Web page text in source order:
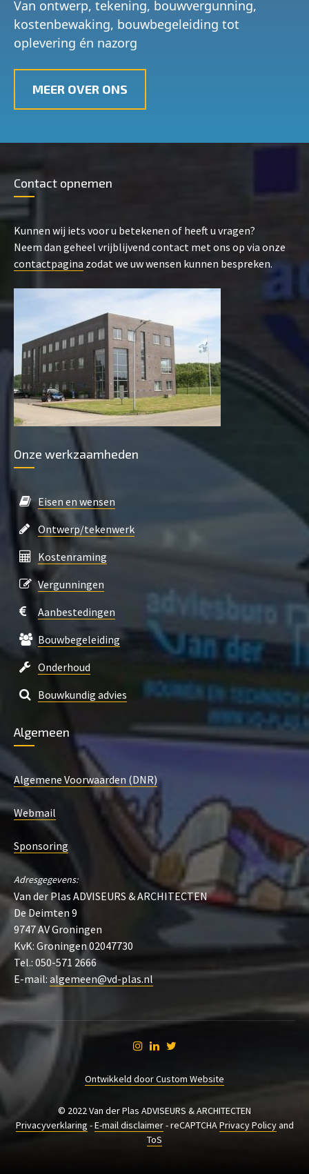
Van ontwerp, tekening, bouwvergunning,
kostenbewaking, bouwbegeleiding tot
oplevering én nazorg
MEER OVER ONS
Contact opnemen
Kunnen wij iets voor u betekenen of heeft u vragen?
Neem dan geheel vrijblijvend contact met ons op via onze
contactpagina zodat we uw wensen kunnen bespreken.
Onze werkzaamheden
Eisen en wensen
Ontwerp/tekenwerk
Kostenraming
Vergunningen
Aanbestedingen
Bouwbegeleiding
Onderhoud
Bouwkundig advies
Algemeen
Algemene Voorwaarden (DNR)
Webmail
Sponsoring
Adresgegevens:
Van der Plas ADVISEURS & ARCHITECTEN
De Deimten 9
9747 AV Groningen
KvK: Groningen 02047730
Tel.: 050-571 2666
E-mail: algemeen@vd-plas.nl
Ontwikkeld door Custom Website
© 2022 Van der Plas ADVISEURS & ARCHITECTEN
Privacyverklaring -E-mail disclaimer- reCAPTCHAPrivacy Policyand
ToS